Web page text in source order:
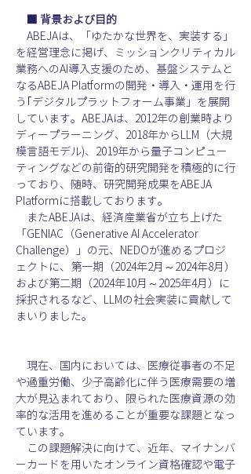
■ 背景および目的
ABEJAは、「ゆたかな世界を、実装する」
を経営理念に掲げ、ミッションクリティカル
業務へのAI導入支援のため、基盤システムと
なるABEJA Platformの開発・導入・運用を行
う｢デジタルプラットフォーム事業」を展開
しています。ABEJAは、2012年の創業時より
ディープラーニング、2018年からLLM（大規
模言語モデル)、2019年から量子コンピュー
ティングなどの前衛的研究開発を積極的に行
っており、随時、研究開発成果をABEJA
Platformに搭載しております。
またABEJAは、経済産業省が立ち上げた
「GENIAC（Generative AI Accelerator
Challenge）」の元、NEDOが進めるプロジ
ェクトに、第一期（2024年2月～2024年8月）
および第二期（2024年10月～2025年4月）に
採択されるなど、LLMの社会実装に貢献して
まいりました。
現在、国内においては、医療従事者の不足
や過重労働、少子高齢化に伴う医療需要の増
大が見込まれており、限られた医療資源の効
率的な活用を進めることが重要な課題となっ
ています。
この課題解決に向けて、近年、マイナンバ
ーカードを用いたオンライン資格確認や電子